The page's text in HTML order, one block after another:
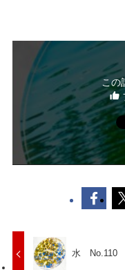
この
水 No.110